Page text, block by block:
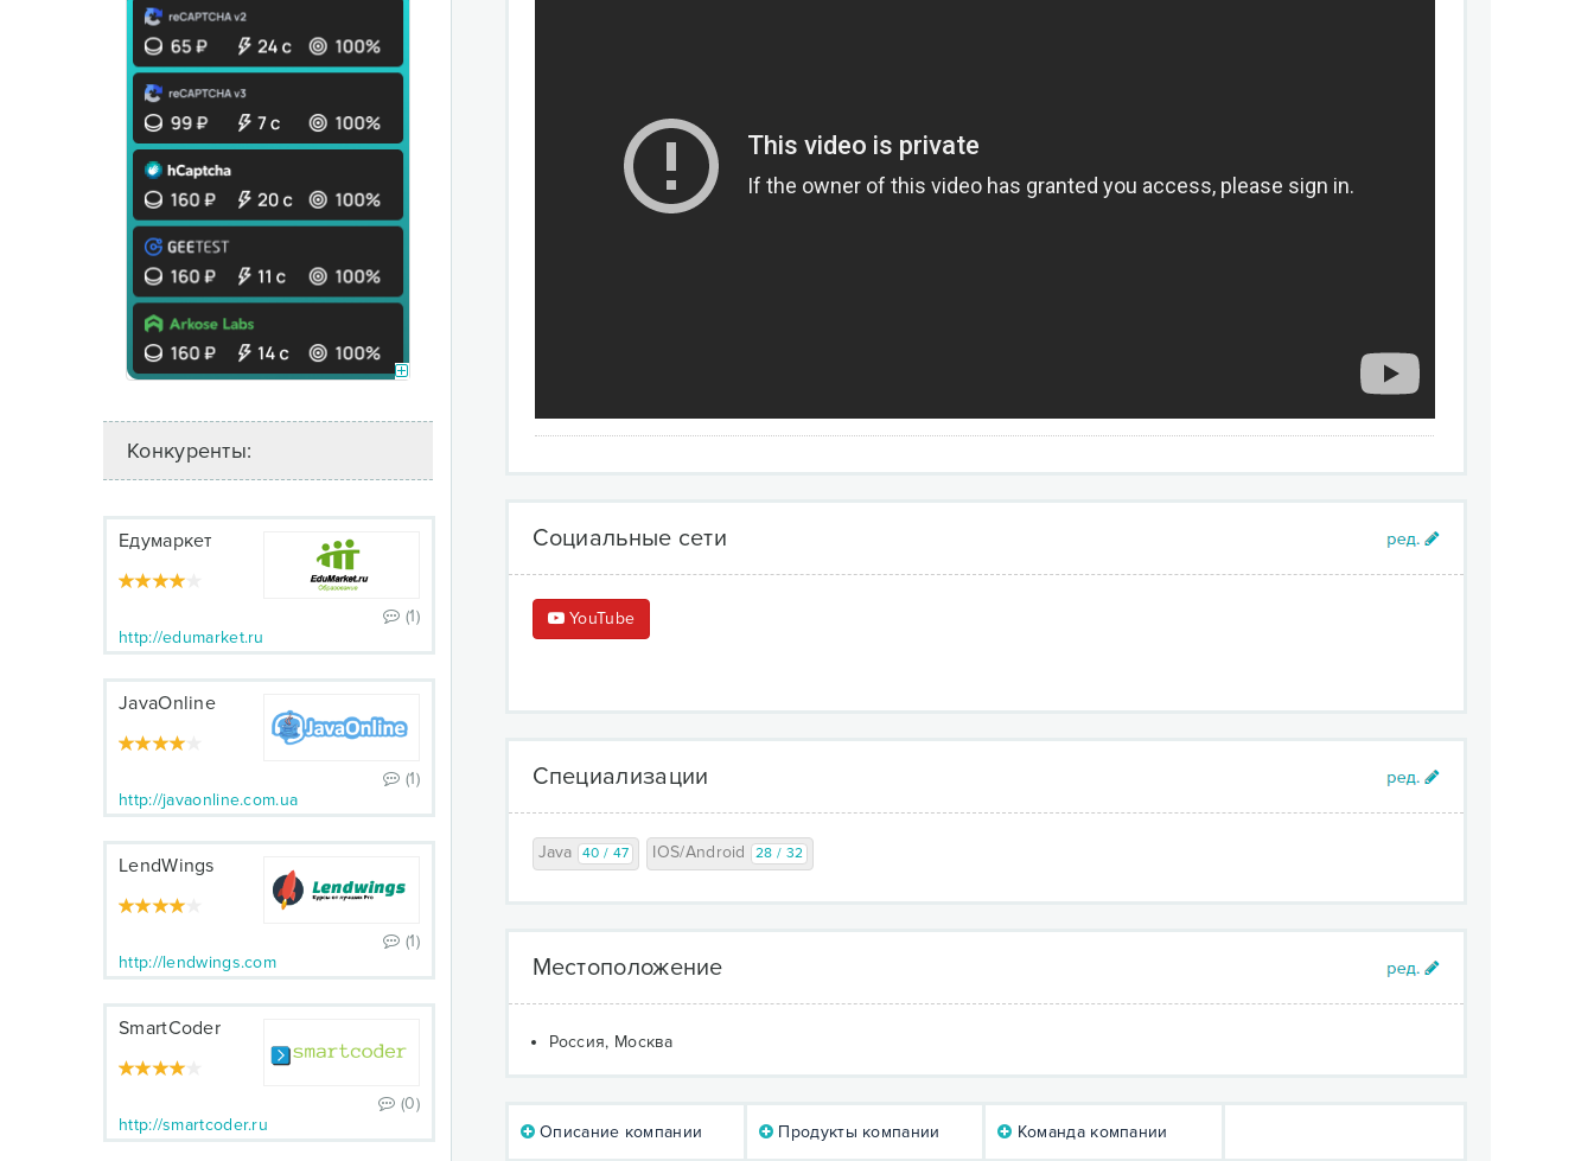
Конкуренты:
Едумаркет
(1)
http://edumarket.ru
JavaOnline
(1)
http://javaonline.com.ua
LendWings
(1)
http://lendwings.com
SmartCoder
(0)
http://smartcoder.ru
Социальные сети
YouTube
Специализации
Java 40 / 47 IOS/Android 28 / 32
Местоположение
Россия, Москва
Описание компании Продукты компании Команда компании